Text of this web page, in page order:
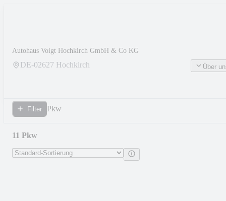
Autohaus Voigt Hochkirch GmbH & Co KG
DE-02627 Hochkirch Über
Filter Pkw
11 Pkw